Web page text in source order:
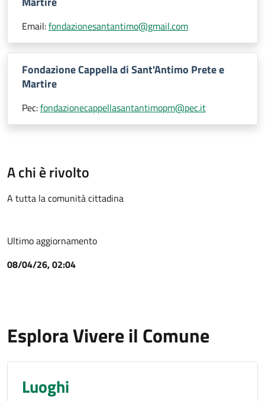
Email:fondazionesantantimo@gmail.com
Fondazione Cappella di Sant'Antimo Prete e
Martire
Pec:fondazionecappellasantantimopm@pec.it
A chi è rivolto
A tutta la comunità cittadina
Ultimo aggiornamento
08/04/26, 02:04
Esplora Vivere il Comune
Luoghi